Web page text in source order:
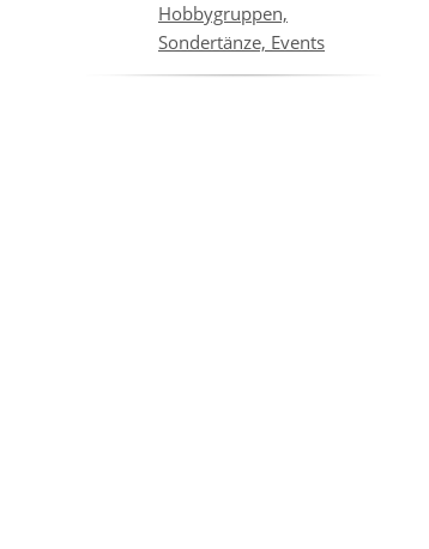
Hobbygruppen,
Sondertänze, Events